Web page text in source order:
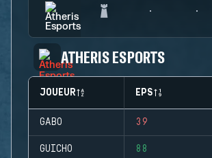
ATHERIS ESPORTS
JOUEUR EPS
GABO 39
GUICHO 88